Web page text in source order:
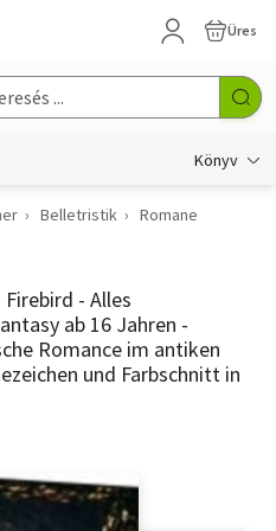
Üres
Könyv
Belletristik
Romane
- Alles
ab 16 Jahren -
Romance im antiken
und Farbschnitt in